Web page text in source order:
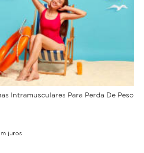
Intramusculares Para Perda De Peso
juros